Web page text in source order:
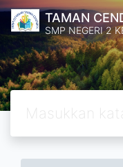
TAMAN
SMP NEGERI 2